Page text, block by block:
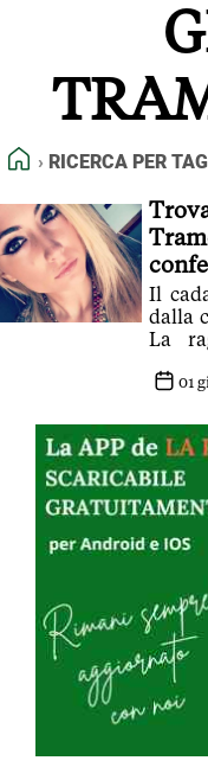
NORMATIVE
HOME
RICERCA PER TAG
Il
dalla
La
01